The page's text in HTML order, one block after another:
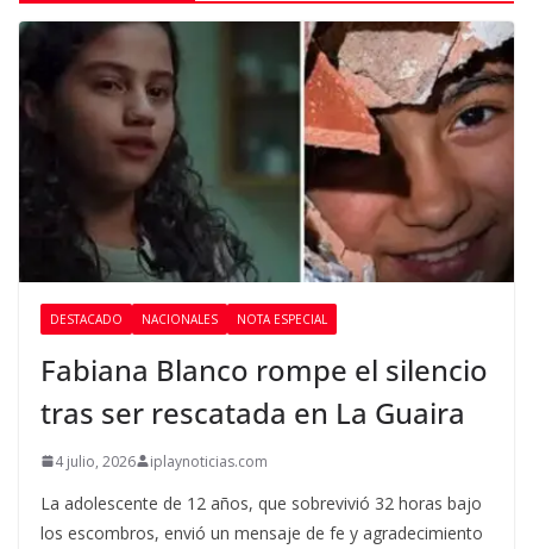
DESTACADO NACIONALES NOTA ESPECIAL
Fabiana Blanco rompe el silencio
tras ser rescatada en La Guaira
4 julio, 2026 iplaynoticias.com
La adolescente de 12 años, que sobrevivió 32 horas bajo
los escombros, envió un mensaje de fe y agradecimiento